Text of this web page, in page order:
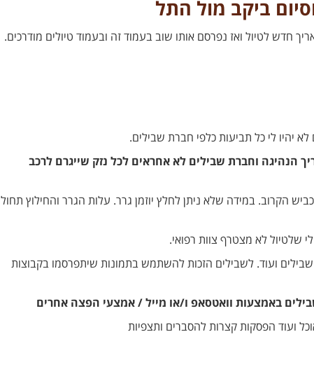
ביקב מול התל
חדש לטיול ואז נפרסם אותו שוב בעמוד זה ובעמוד טיולים מודרכים.
יהיו לי כל תביעות כלפי חברת שבילים.
הנהיגה וחברת שבילים לא אחראים לכל נזק שייגרם לרכב
הקרוב. במידה שלא ניתן לחלץ יוזמן גרר. עלות הגרר והחילוץ תחול
שלטיול לא מצטרף צוות רפואי.
שבילים ועוד. לשבילים הזכות להשתמש בתמונות שיתפרסמו בקבוצות
באמצעות וואטסאפ ו/או מייל / אמצעי הפצה אחרים
ועוד הפסקות קצרות להסברים ותצפיות